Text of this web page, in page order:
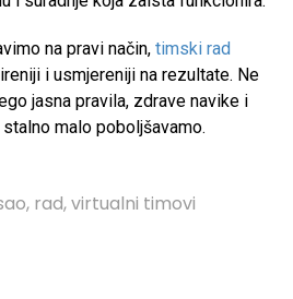
na pravi način, timski rad
i usmjereniji na rezultate. Ne
jasna pravila, zdrave navike i
malo poboljšavamo.
, rad,virtualni timovi